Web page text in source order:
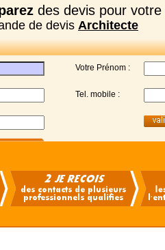
des devis pour votre
de devis Architecte
Votre Prénom :
Tel. mobile :